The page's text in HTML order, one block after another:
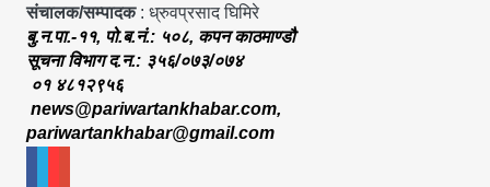
संचालक/सम्पादक: ध्रुवप्रसाद घिमिरे
बु.न.पा.-११, पो.ब.नं.: ५०८, कपन काठमाण्डौ
सूचना विभाग द.न.: ३५६/०७३/०७४
०१ ४८१२९५६
news@pariwartankhabar.com,
pariwartankhabar@gmail.com